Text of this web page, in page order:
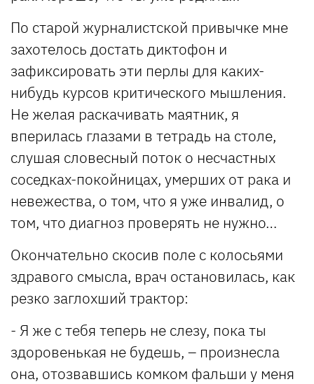
По старой журналистской привычке мне
захотелось достать диктофон и
зафиксировать эти перлы для каких-
нибудь курсов критического мышления.
Не желая раскачивать маятник, я
вперилась глазами в тетрадь на столе,
слушая словесный поток о несчастных
соседках-покойницах, умерших от рака и
невежества, о том, что я уже инвалид, о
том, что диагноз проверять не нужно…
Окончательно скосив поле с колосьями
здравого смысла, врач остановилась, как
резко заглохший трактор:
- Я же с тебя теперь не слезу, пока ты
здоровенькая не будешь, – произнесла
она, отозвавшись комком фальши у меня